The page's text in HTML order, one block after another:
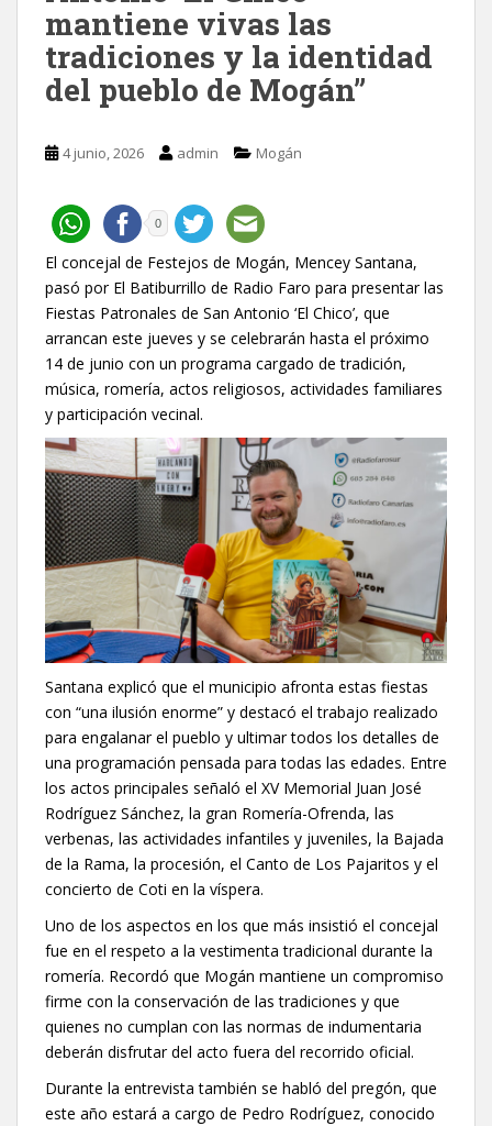
mantiene vivas las
tradiciones y la identidad
del pueblo de Mogán”
4 junio, 2026 admin Mogán
0
El concejal de Festejos de Mogán, Mencey Santana,
pasó por El Batiburrillo de Radio Faro para presentar las
Fiestas Patronales de San Antonio ‘El Chico’, que
arrancan este jueves y se celebrarán hasta el próximo
14 de junio con un programa cargado de tradición,
música, romería, actos religiosos, actividades familiares
y participación vecinal.
Santana explicó que el municipio afronta estas fiestas
con “una ilusión enorme” y destacó el trabajo realizado
para engalanar el pueblo y ultimar todos los detalles de
una programación pensada para todas las edades. Entre
los actos principales señaló el XV Memorial Juan José
Rodríguez Sánchez, la gran Romería-Ofrenda, las
verbenas, las actividades infantiles y juveniles, la Bajada
de la Rama, la procesión, el Canto de Los Pajaritos y el
concierto de Coti en la víspera.
Uno de los aspectos en los que más insistió el concejal
fue en el respeto a la vestimenta tradicional durante la
romería. Recordó que Mogán mantiene un compromiso
firme con la conservación de las tradiciones y que
quienes no cumplan con las normas de indumentaria
deberán disfrutar del acto fuera del recorrido oficial.
Durante la entrevista también se habló del pregón, que
este año estará a cargo de Pedro Rodríguez, conocido